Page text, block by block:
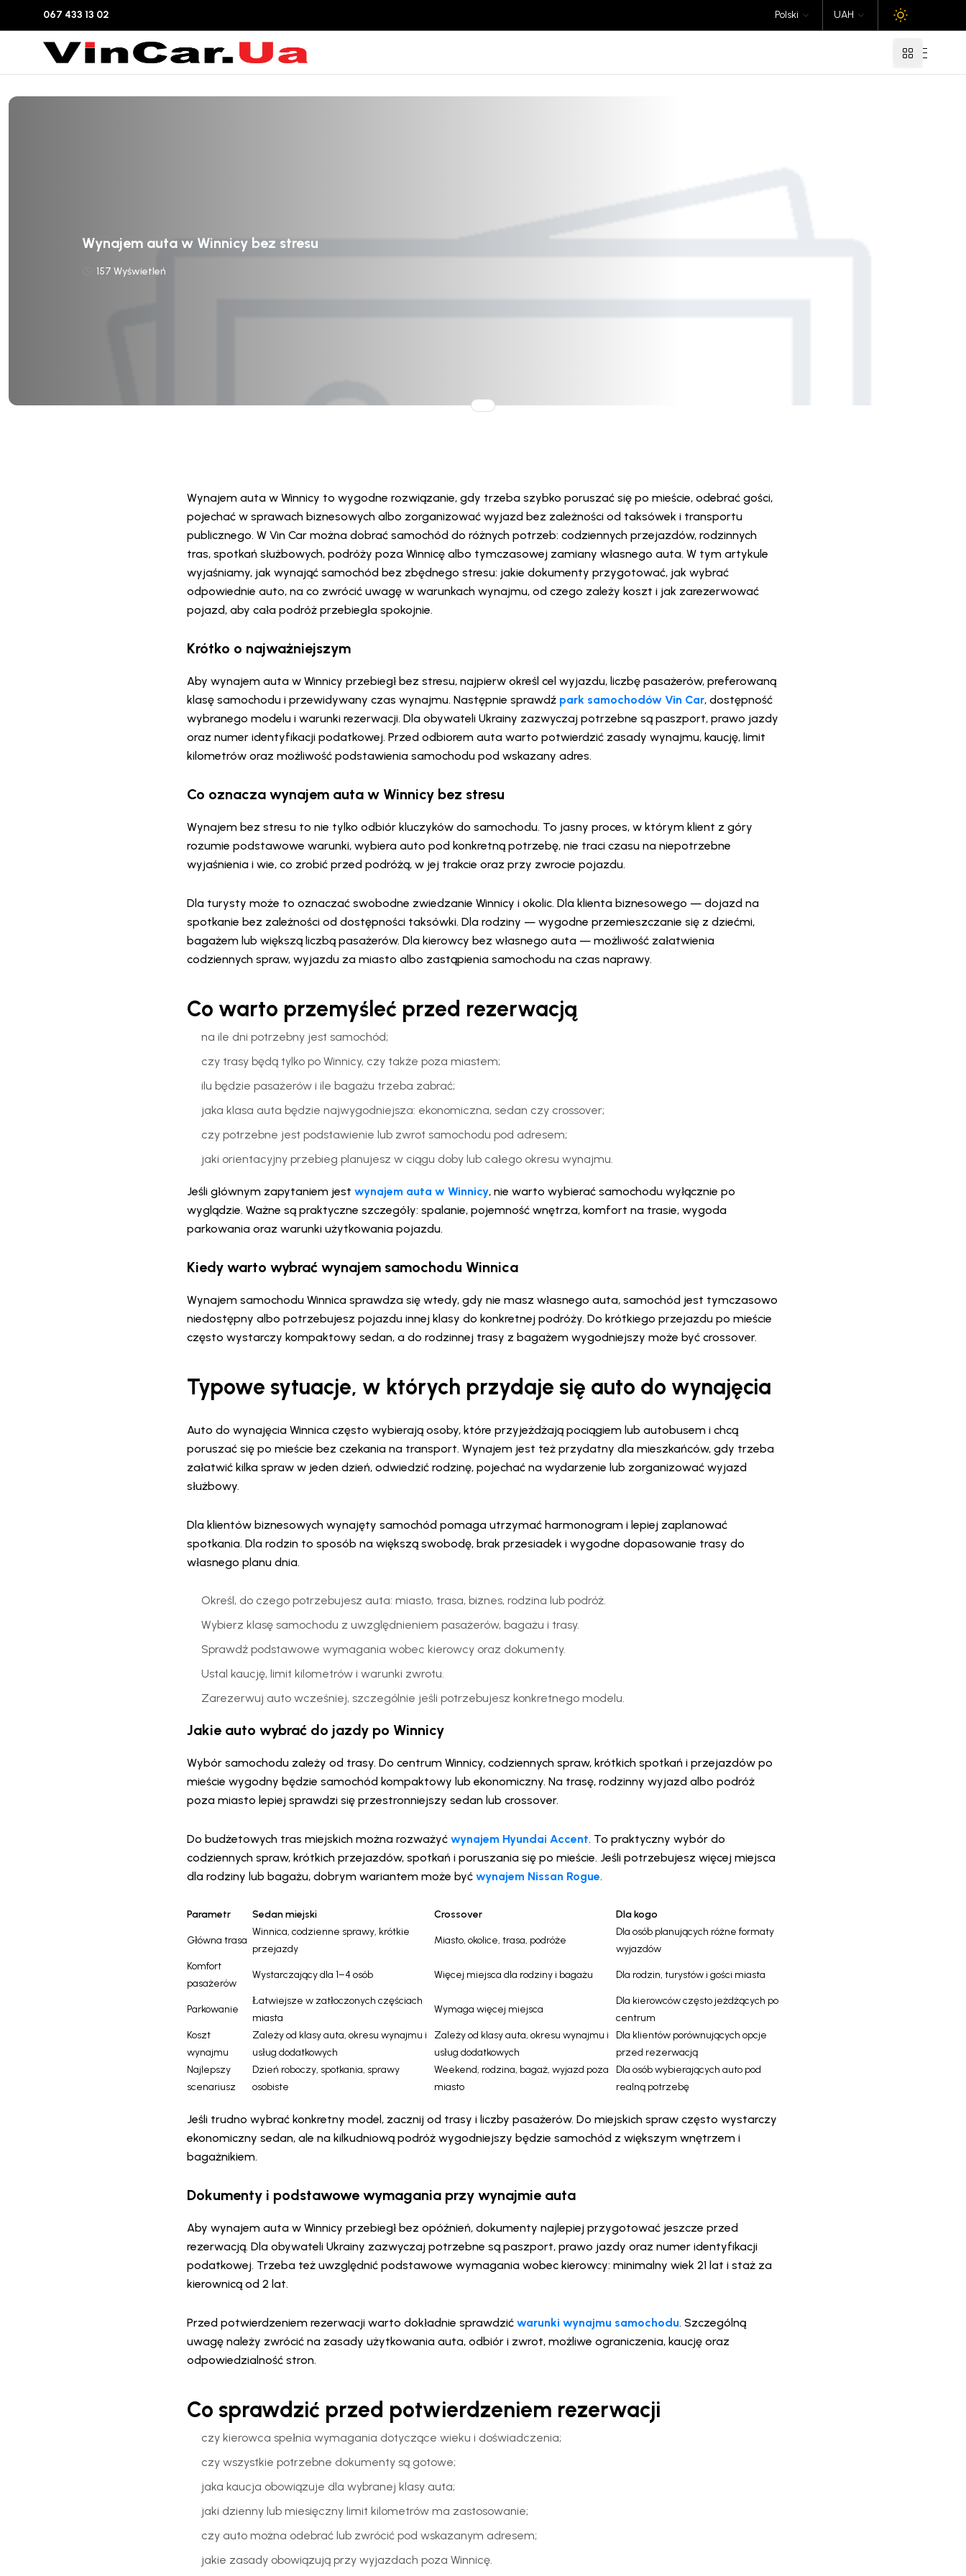
067 433 13 02 Polski UAH
Wynajem auta w Winnicy bez stresu
157 Wyświetleń
Wynajem auta w Winnicy to wygodne rozwiązanie, gdy trzeba szybko poruszać się po mieście, odebrać gości,
pojechać w sprawach biznesowych albo zorganizować wyjazd bez zależności od taksówek i transportu
publicznego. W Vin Car można dobrać samochód do różnych potrzeb: codziennych przejazdów, rodzinnych
tras, spotkań służbowych, podróży poza Winnicę albo tymczasowej zamiany własnego auta. W tym artykule
wyjaśniamy, jak wynająć samochód bez zbędnego stresu: jakie dokumenty przygotować, jak wybrać
odpowiednie auto, na co zwrócić uwagę w warunkach wynajmu, od czego zależy koszt i jak zarezerwować
pojazd, aby cała podróż przebiegła spokojnie.
Krótko o najważniejszym
Aby wynajem auta w Winnicy przebiegł bez stresu, najpierw określ cel wyjazdu, liczbę pasażerów, preferowaną
klasę samochodu i przewidywany czas wynajmu. Następnie sprawdź park samochodów Vin Car, dostępność
wybranego modelu i warunki rezerwacji. Dla obywateli Ukrainy zazwyczaj potrzebne są paszport, prawo jazdy
oraz numer identyfikacji podatkowej. Przed odbiorem auta warto potwierdzić zasady wynajmu, kaucję, limit
kilometrów oraz możliwość podstawienia samochodu pod wskazany adres.
Co oznacza wynajem auta w Winnicy bez stresu
Wynajem bez stresu to nie tylko odbiór kluczyków do samochodu. To jasny proces, w którym klient z góry
rozumie podstawowe warunki, wybiera auto pod konkretną potrzebę, nie traci czasu na niepotrzebne
wyjaśnienia i wie, co zrobić przed podróżą, w jej trakcie oraz przy zwrocie pojazdu.
Dla turysty może to oznaczać swobodne zwiedzanie Winnicy i okolic. Dla klienta biznesowego — dojazd na
spotkanie bez zależności od dostępności taksówki. Dla rodziny — wygodne przemieszczanie się z dziećmi,
bagażem lub większą liczbą pasażerów. Dla kierowcy bez własnego auta — możliwość załatwienia
codziennych spraw, wyjazdu za miasto albo zastąpienia samochodu na czas naprawy.
Co warto przemyśleć przed rezerwacją
na ile dni potrzebny jest samochód;
czy trasy będą tylko po Winnicy, czy także poza miastem;
ilu będzie pasażerów i ile bagażu trzeba zabrać;
jaka klasa auta będzie najwygodniejsza: ekonomiczna, sedan czy crossover;
czy potrzebne jest podstawienie lub zwrot samochodu pod adresem;
jaki orientacyjny przebieg planujesz w ciągu doby lub całego okresu wynajmu.
Jeśli głównym zapytaniem jest wynajem auta w Winnicy, nie warto wybierać samochodu wyłącznie po
wyglądzie. Ważne są praktyczne szczegóły: spalanie, pojemność wnętrza, komfort na trasie, wygoda
parkowania oraz warunki użytkowania pojazdu.
Kiedy warto wybrać wynajem samochodu Winnica
Wynajem samochodu Winnica sprawdza się wtedy, gdy nie masz własnego auta, samochód jest tymczasowo
niedostępny albo potrzebujesz pojazdu innej klasy do konkretnej podróży. Do krótkiego przejazdu po mieście
często wystarczy kompaktowy sedan, a do rodzinnej trasy z bagażem wygodniejszy może być crossover.
Typowe sytuacje, w których przydaje się auto do wynajęcia
Auto do wynajęcia Winnica często wybierają osoby, które przyjeżdżają pociągiem lub autobusem i chcą
poruszać się po mieście bez czekania na transport. Wynajem jest też przydatny dla mieszkańców, gdy trzeba
załatwić kilka spraw w jeden dzień, odwiedzić rodzinę, pojechać na wydarzenie lub zorganizować wyjazd
służbowy.
Dla klientów biznesowych wynajęty samochód pomaga utrzymać harmonogram i lepiej zaplanować
spotkania. Dla rodzin to sposób na większą swobodę, brak przesiadek i wygodne dopasowanie trasy do
własnego planu dnia.
Określ, do czego potrzebujesz auta: miasto, trasa, biznes, rodzina lub podróż.
Wybierz klasę samochodu z uwzględnieniem pasażerów, bagażu i trasy.
Sprawdź podstawowe wymagania wobec kierowcy oraz dokumenty.
Ustal kaucję, limit kilometrów i warunki zwrotu.
Zarezerwuj auto wcześniej, szczególnie jeśli potrzebujesz konkretnego modelu.
Jakie auto wybrać do jazdy po Winnicy
Wybór samochodu zależy od trasy. Do centrum Winnicy, codziennych spraw, krótkich spotkań i przejazdów po
mieście wygodny będzie samochód kompaktowy lub ekonomiczny. Na trasę, rodzinny wyjazd albo podróż
poza miasto lepiej sprawdzi się przestronniejszy sedan lub crossover.
Do budżetowych tras miejskich można rozważyć wynajem Hyundai Accent. To praktyczny wybór do
codziennych spraw, krótkich przejazdów, spotkań i poruszania się po mieście. Jeśli potrzebujesz więcej miejsca
dla rodziny lub bagażu, dobrym wariantem może być wynajem Nissan Rogue.
Parametr Sedan miejski Crossover Dla kogo
Główna trasa
Winnica, codzienne sprawy, krótkie
przejazdy
Miasto, okolice, trasa, podróże
Dla osób planujących różne formaty
wyjazdów
Komfort
pasażerów
Wystarczający dla 1–4 osób Więcej miejsca dla rodziny i bagażu Dla rodzin, turystów i gości miasta
Parkowanie
Łatwiejsze w zatłoczonych częściach
miasta
Wymaga więcej miejsca
Dla kierowców często jeżdżących po
centrum
Koszt
wynajmu
Zależy od klasy auta, okresu wynajmu i
usług dodatkowych
Zależy od klasy auta, okresu wynajmu i
usług dodatkowych
Dla klientów porównujących opcje
przed rezerwacją
Najlepszy
scenariusz
Dzień roboczy, spotkania, sprawy
osobiste
Weekend, rodzina, bagaż, wyjazd poza
miasto
Dla osób wybierających auto pod
realną potrzebę
Jeśli trudno wybrać konkretny model, zacznij od trasy i liczby pasażerów. Do miejskich spraw często wystarczy
ekonomiczny sedan, ale na kilkudniową podróż wygodniejszy będzie samochód z większym wnętrzem i
bagażnikiem.
Dokumenty i podstawowe wymagania przy wynajmie auta
Aby wynajem auta w Winnicy przebiegł bez opóźnień, dokumenty najlepiej przygotować jeszcze przed
rezerwacją. Dla obywateli Ukrainy zazwyczaj potrzebne są paszport, prawo jazdy oraz numer identyfikacji
podatkowej. Trzeba też uwzględnić podstawowe wymagania wobec kierowcy: minimalny wiek 21 lat i staż za
kierownicą od 2 lat.
Przed potwierdzeniem rezerwacji warto dokładnie sprawdzić warunki wynajmu samochodu. Szczególną
uwagę należy zwrócić na zasady użytkowania auta, odbiór i zwrot, możliwe ograniczenia, kaucję oraz
odpowiedzialność stron.
Co sprawdzić przed potwierdzeniem rezerwacji
czy kierowca spełnia wymagania dotyczące wieku i doświadczenia;
czy wszystkie potrzebne dokumenty są gotowe;
jaka kaucja obowiązuje dla wybranej klasy auta;
jaki dzienny lub miesięczny limit kilometrów ma zastosowanie;
czy auto można odebrać lub zwrócić pod wskazanym adresem;
jakie zasady obowiązują przy wyjazdach poza Winnicę.